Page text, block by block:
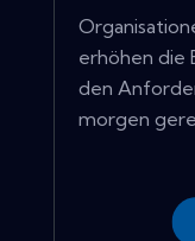
erhöhen die
den
morgen